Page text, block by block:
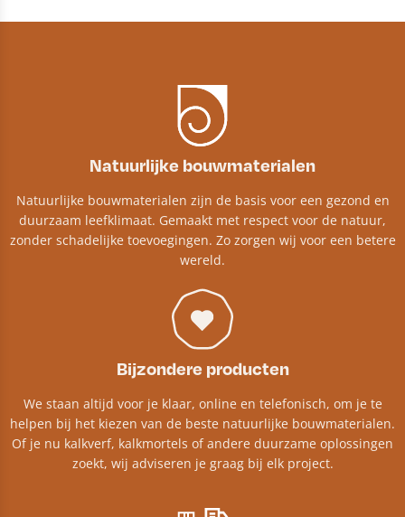
Natuurlijke bouwmaterialen
Natuurlijke bouwmaterialen zijn de basis voor een gezond en
duurzaam leefklimaat. Gemaakt met respect voor de natuur,
zonder schadelijke toevoegingen. Zo zorgen wij voor een betere
wereld.
Bijzondere producten
We staan altijd voor je klaar, online en telefonisch, om je te
helpen bij het kiezen van de beste natuurlijke bouwmaterialen.
Of je nu kalkverf, kalkmortels of andere duurzame oplossingen
zoekt, wij adviseren je graag bij elk project.​